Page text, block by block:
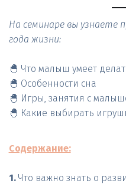
На семинаре вы узнаете
года жизни:
🐣 Что малыш умеет
🐣 Особенности сна
🐣 Игры, занятия с
🐣 Какие выбирать
Содержание:
1. Что важно знать о